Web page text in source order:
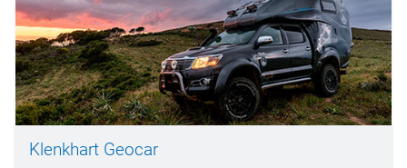
Klenkhart Geocar